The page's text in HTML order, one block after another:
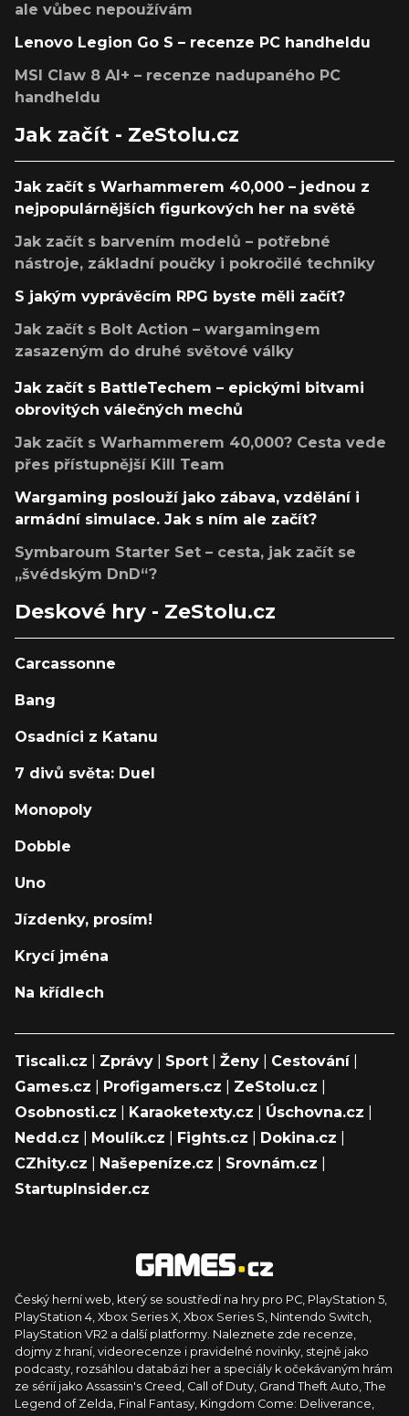
ale vůbec nepoužívám
Lenovo Legion Go S – recenze PC handheldu
MSI Claw 8 AI+ – recenze nadupaného PC
handheldu
Jak začít - ZeStolu.cz
Jak začít s Warhammerem 40,000 – jednou z
nejpopulárnějších figurkových her na světě
Jak začít s barvením modelů – potřebné
nástroje, základní poučky i pokročilé techniky
S jakým vyprávěcím RPG byste měli začít?
Jak začít s Bolt Action – wargamingem
zasazeným do druhé světové války
Jak začít s BattleTechem – epickými bitvami
obrovitých válečných mechů
Jak začít s Warhammerem 40,000? Cesta vede
přes přístupnější Kill Team
Wargaming poslouží jako zábava, vzdělání i
armádní simulace. Jak s ním ale začít?
Symbaroum Starter Set – cesta, jak začít se
„švédským DnD“?
Deskové hry - ZeStolu.cz
Carcassonne
Bang
Osadníci z Katanu
7 divů světa: Duel
Monopoly
Dobble
Uno
Jízdenky, prosím!
Krycí jména
Na křídlech
Tiscali.cz Zprávy Sport Ženy Cestování|
Games.cz
Profigamers.cz ZeStolu.cz
Osobnosti.cz
Karaoketexty.cz Úschovna.cz
Nedd.cz
Moulík.cz Fights.cz Dokina.cz
CZhity.cz
Našepeníze.cz Srovnám.cz
StartupInsider.cz
Český herní web, který se soustředí na hry pro PC, PlayStation 5,
PlayStation 4, Xbox Series X, Xbox Series S, Nintendo Switch,
PlayStation VR2 a další platformy. Naleznete zde recenze,
dojmy z hraní, videorecenze i pravidelné novinky, stejně jako
podcasty, rozsáhlou databázi her a speciály k očekávaným hrám
ze sérií jako Assassin's Creed, Call of Duty, Grand Theft Auto, The
Legend of Zelda, Final Fantasy, Kingdom Come: Deliverance,